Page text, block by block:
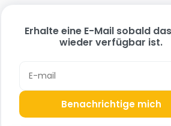
Erhalte eine E-Mail sobald
wieder verfügbar ist.
Benachrichtige mich